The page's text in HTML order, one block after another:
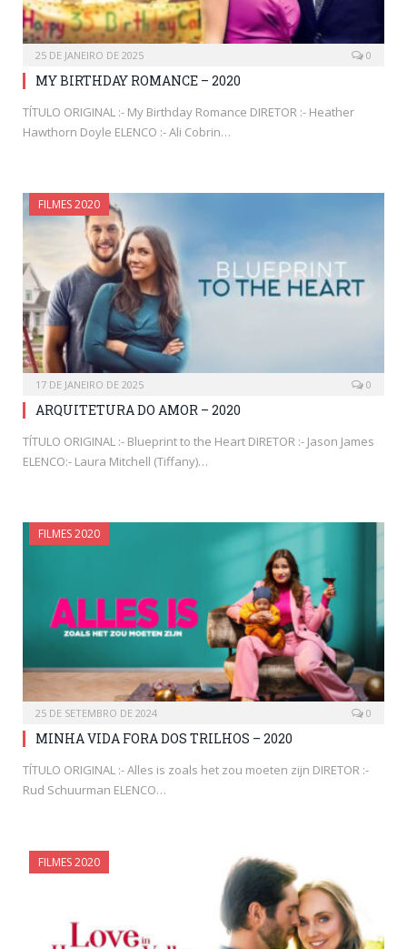
25 DE JANEIRO DE 2025 0
MY BIRTHDAY ROMANCE – 2020
TÍTULO ORIGINAL :- My Birthday Romance DIRETOR :- Heather
Hawthorn Doyle ELENCO :- Ali Cobrin…
FILMES 2020
17 DE JANEIRO DE 2025 0
ARQUITETURA DO AMOR – 2020
TÍTULO ORIGINAL :- Blueprint to the Heart DIRETOR :- Jason James
ELENCO:- Laura Mitchell (Tiffany)…
FILMES 2020
25 DE SETEMBRO DE 2024 0
MINHA VIDA FORA DOS TRILHOS – 2020
TÍTULO ORIGINAL :- Alles is zoals het zou moeten zijn DIRETOR :-
Rud Schuurman ELENCO…
FILMES 2020